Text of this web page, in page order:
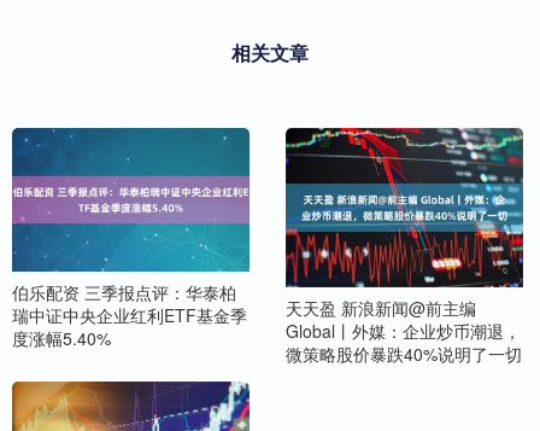
相关文章
伯乐配资 三季报点评：华泰柏
瑞中证中央企业红利ETF基金季
度涨幅5.40%
天天盈 新浪新闻@前主编
Global丨外媒：企业炒币潮退，
微策略股价暴跌40%说明了一切